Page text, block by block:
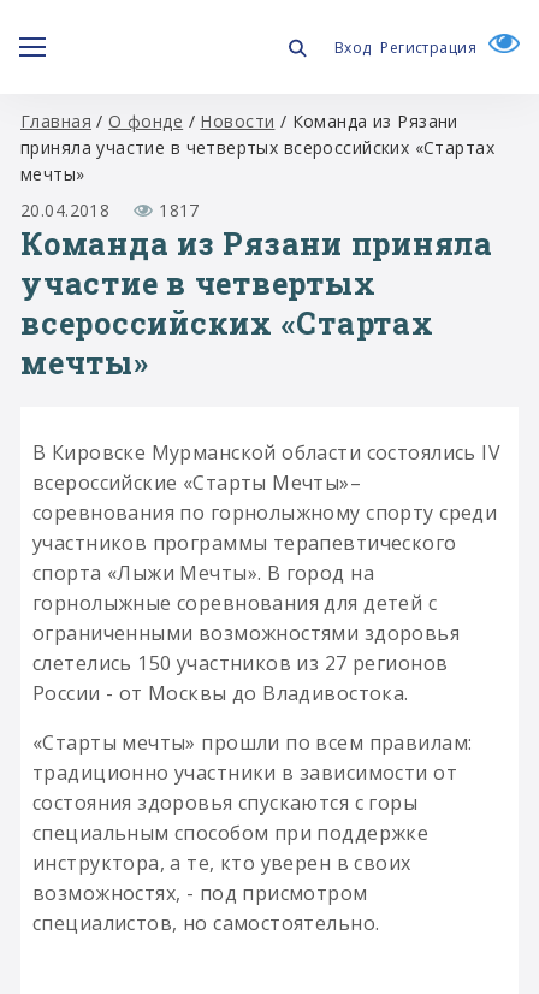
Вход Регистрация
Главная / О фонде / Новости / Команда из Рязани
приняла участие в четвертых всероссийских «Стартах
мечты»
20.04.2018
1817
Команда из Рязани приняла
участие в четвертых
всероссийских «Стартах
мечты»
В Кировске Мурманской области состоялись IV
всероссийские «Старты Мечты»–
соревнования по горнолыжному спорту среди
участников программы терапевтического
спорта «Лыжи Мечты». В город на
горнолыжные соревнования для детей с
ограниченными возможностями здоровья
слетелись 150 участников из 27 регионов
России - от Москвы до Владивостока.
«Старты мечты» прошли по всем правилам:
традиционно участники в зависимости от
состояния здоровья спускаются с горы
специальным способом при поддержке
инструктора, а те, кто уверен в своих
возможностях, - под присмотром
специалистов, но самостоятельно.